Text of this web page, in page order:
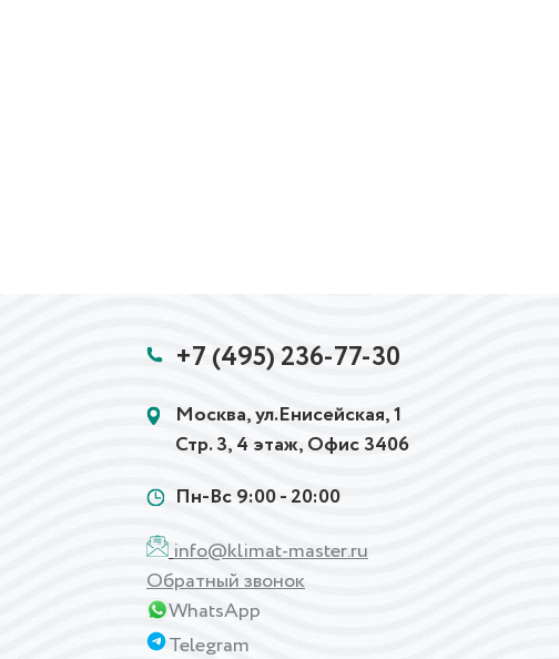
+7 (495) 236-77-30
Москва, ул.Енисейская, 1
Стр. 3, 4 этаж, Офис 3406
Пн-Вс 9:00 - 20:00
info@klimat-master.ru
Обратный звонок
WhatsApp
Telegram